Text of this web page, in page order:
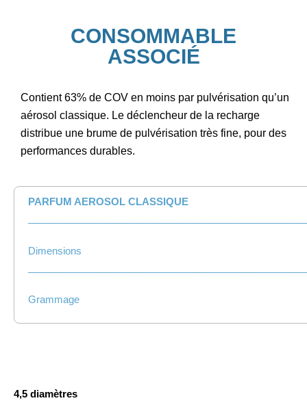
CONSOMMABLE
ASSOCIÉ
Contient 63% de COV en moins par pulvérisation qu’un
aérosol classique. Le déclencheur de la recharge
distribue une brume de pulvérisation très fine, pour des
performances durables.
PARFUM AEROSOL CLASSIQUE
Dimensions
Grammage
4,5 diamètres